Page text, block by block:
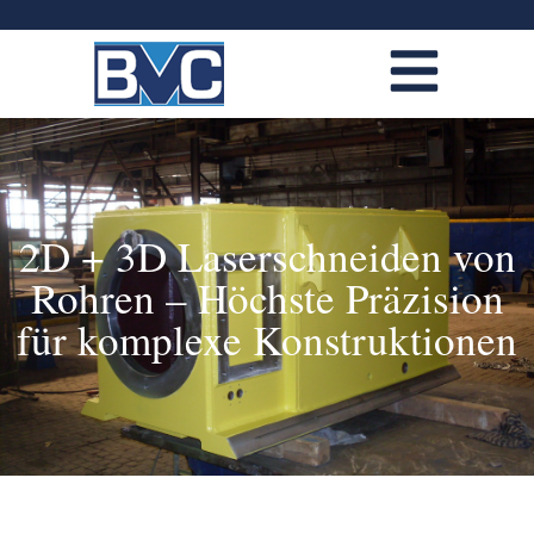
2D + 3D Laserschneiden von
Rohren – Höchste Präzision
für komplexe Konstruktionen